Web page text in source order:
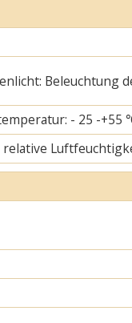
Beleuchtung
- 25 -+55
relative